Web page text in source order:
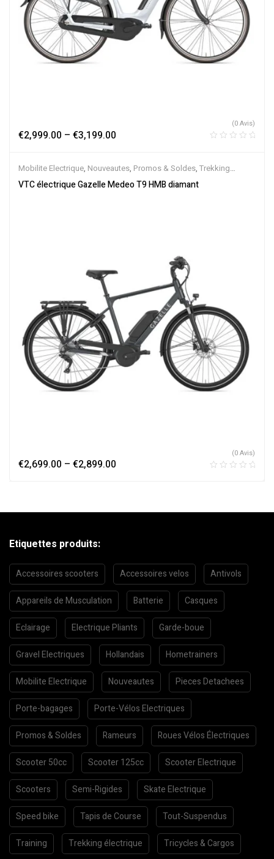
€2,999.00 – €3,199.00
(0 Avis)
Mobilite Electrique, Nouveautes, Promos & Soldes, Trekking
électrique,Vélo électrique ville,Velos Electriques,VTC Electrique
VTC électrique Gazelle Medeo T9 HMB diamant
€2,699.00 – €2,899.00
(0 Avis)
Etiquettes produits:
Accessoires scooters Accessoires velos Antivols
Appareils de Musculation Batterie Casques
Eclairage Electrique Pliants Garde-boue
Gravel Electriques Hollandais Hometrainers
Mobilite Electrique Nouveautes Pieces Detachees
Porte-bagages Porte-Vélos Electriques
Promos & Soldes Rameurs Roues Vélos Électriques
Scooter 50cc Scooter 125cc Scooter Electrique
Scooters Semi-Rigides Skate Electrique
Speed bike Tapis de Course Tout-Suspendus
Training Trekking électrique Tricycles & Cargos